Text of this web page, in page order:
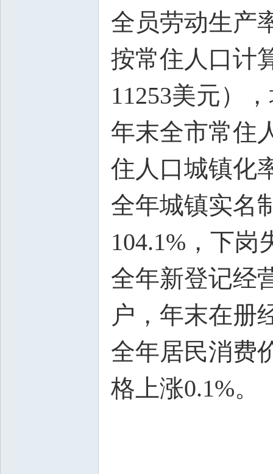
全员劳动生产
按常住人口计
11253美元）
年末全市常住
住人口城镇化
全年城镇实名
104.1%，下岗
全年新登记经
户，年末在册
全年居民消费
格上涨0.1%。